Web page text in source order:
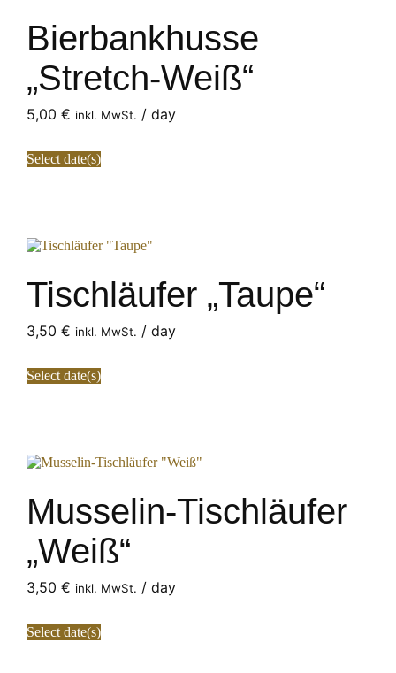
Bierbankhusse
„Stretch-Weiß“
5,00€ inkl. MwSt. / day
Select date(s)
Tischläufer „Taupe“
3,50€ inkl. MwSt. / day
Select date(s)
Musselin-Tischläufer
„Weiß“
3,50€ inkl. MwSt. / day
Select date(s)